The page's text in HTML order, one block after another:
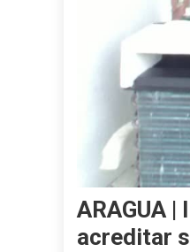
ARAGUA
acreditar